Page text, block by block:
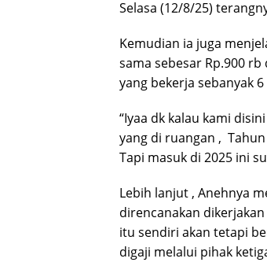
Selasa (12/8/25)
Kemudian ia juga
sama sebesar Rp.900
yang bekerja sebanyak
“Iyaa dk kalau kami
yang di ruangan ,
Tapi masuk di 2025 ini
Lebih lanjut , Anehnya
direncanakan
itu sendiri akan tetapi
digaji melalui pihak